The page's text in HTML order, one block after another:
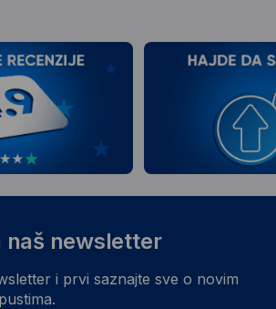
naš newsletter
i prvi saznajte sve o novim